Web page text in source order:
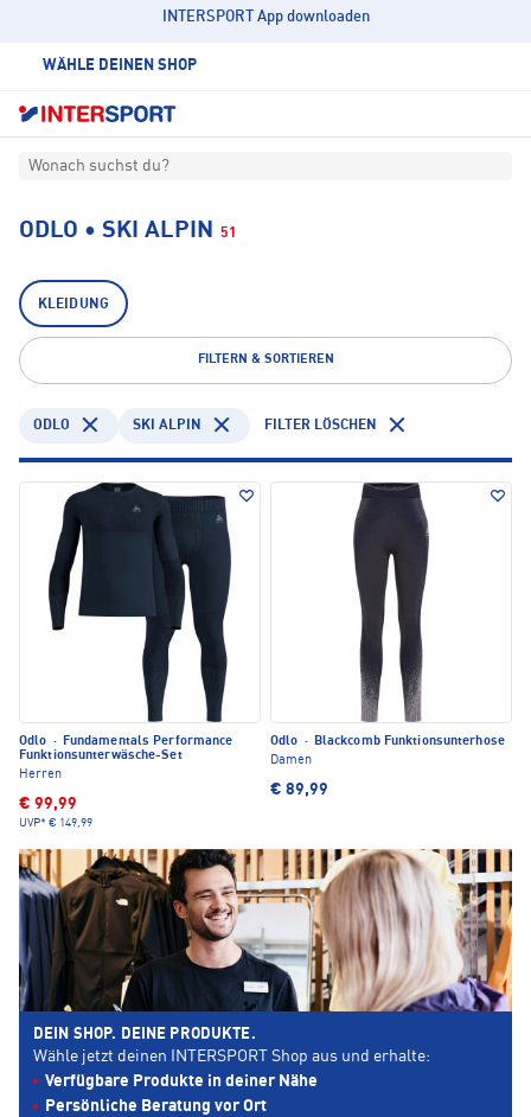
INTERSPORT App downloaden
WÄHLE DEINEN SHOP
Wonach suchst du?
ODLO • SKI ALPIN 51
KLEIDUNG
FILTERN & SORTIEREN
ODLO SKI ALPIN FILTER LÖSCHEN
Odlo ·
Fundamentals Performance
Funktionsunterwäsche-Set
Herren
€ 99,99
UVP* € 149,99
Odlo ·
Blackcomb Funktionsunterhose
Damen
€ 89,99
DEIN SHOP. DEINE PRODUKTE.
Wähle jetzt deinen INTERSPORT Shop aus und erhalte:
Verfügbare Produkte in deiner Nähe
Persönliche Beratung vor Ort